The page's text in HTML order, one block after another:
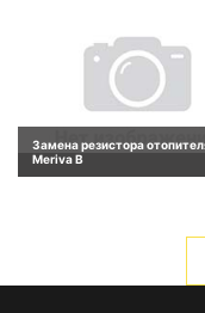
Замена резистора
Meriva B